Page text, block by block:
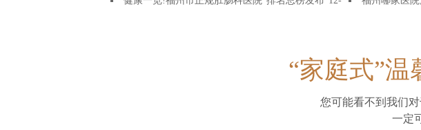
“家庭式”
您可能看不到我们
一定